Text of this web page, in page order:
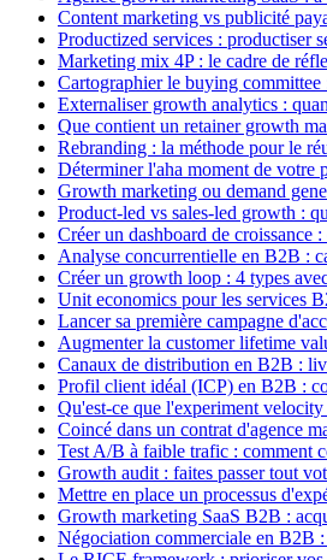
Content marketing vs publicité
Productized services : productiser
Marketing mix 4P : le cadre de
Cartographier le buying committee
Externaliser growth analytics :
Que contient un retainer growth
Rebranding : la méthode pour le
Déterminer l'aha moment de votre
Growth marketing ou demand
Product-led vs sales-led growth :
Créer un dashboard de croissance
Analyse concurrentielle en B2B :
Créer un growth loop : 4 types
Unit economics pour les services
Lancer sa première campagne
Augmenter la customer lifetime
Canaux de distribution en B2B :
Profil client idéal (ICP) en B2B :
Qu'est-ce que l'experiment
Coincé dans un contrat d'agence
Test A/B à faible trafic : comment
Growth audit : faites passer tout
Mettre en place un processus
Growth marketing SaaS B2B :
Négociation commerciale en B2B :